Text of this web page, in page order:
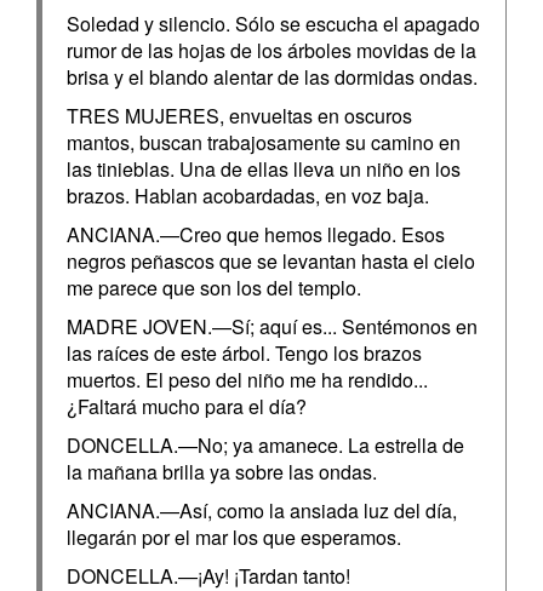
Soledad y silencio. Sólo se escucha el apagado
rumor de las hojas de los árboles movidas de la
brisa y el blando alentar de las dormidas ondas.
TRES MUJERES, envueltas en oscuros
mantos, buscan trabajosamente su camino en
las tinieblas. Una de ellas lleva un niño en los
brazos. Hablan acobardadas, en voz baja.
ANCIANA.—Creo que hemos llegado. Esos
negros peñascos que se levantan hasta el cielo
me parece que son los del templo.
MADRE JOVEN.—Sí; aquí es... Sentémonos en
las raíces de este árbol. Tengo los brazos
muertos. El peso del niño me ha rendido...
¿Faltará mucho para el día?
DONCELLA.—No; ya amanece. La estrella de
la mañana brilla ya sobre las ondas.
ANCIANA.—Así, como la ansiada luz del día,
llegarán por el mar los que esperamos.
DONCELLA.—¡Ay! ¡Tardan tanto!